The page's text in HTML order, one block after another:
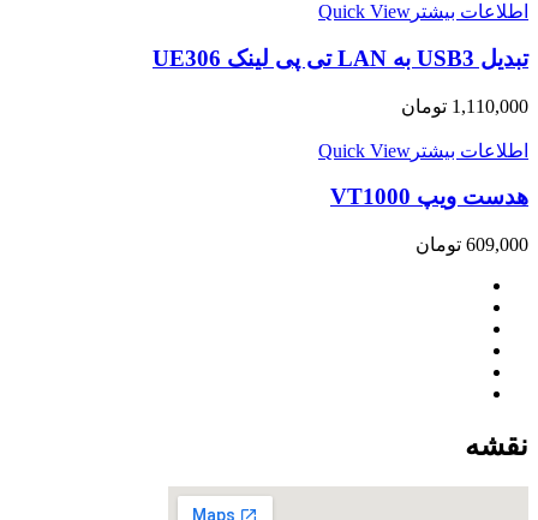
اطلاعات بیشتر Quick View
تبدیل USB3 به LAN تی پی لینک UE306
1,110,000 تومان
اطلاعات بیشتر Quick View
هدست ویپ VT1000
609,000 تومان
نقشه